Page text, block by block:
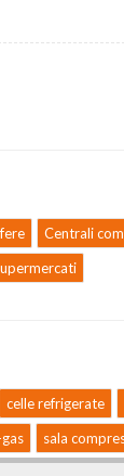
Centrali
celle refrigerate
sala